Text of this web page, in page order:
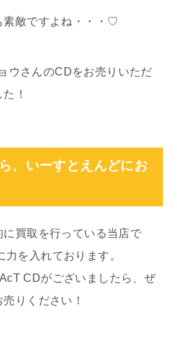
素敵ですよね・・・♡
ウさんのCDをお売りいただ
！
、いーすとえんどにお
買取を行っている当店で
を入れております。
CDがございましたら、ぜ
りください！